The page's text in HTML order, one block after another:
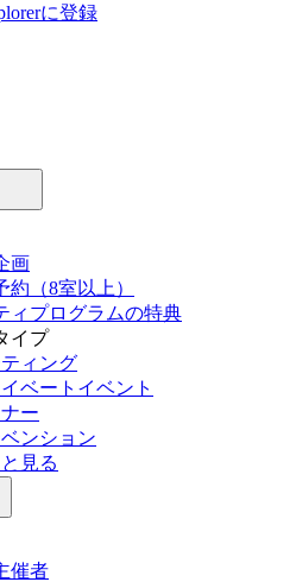
に登録
画
約（8室以上）
ィプログラムの特典
イプ
ティング
ベートイベント
ー
ンション
見る
催者